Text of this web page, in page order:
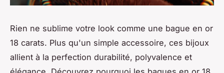
Rien ne sublime votre look comme une bague en or
18 carats. Plus qu'un simple accessoire, ces bijoux
allient à la perfection durabilité, polyvalence et